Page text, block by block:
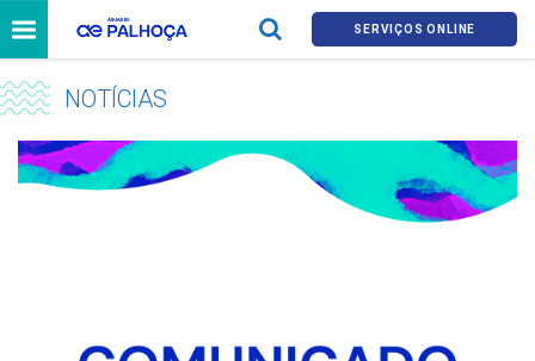
SERVIÇOS ONLINE
NOTÍCIAS